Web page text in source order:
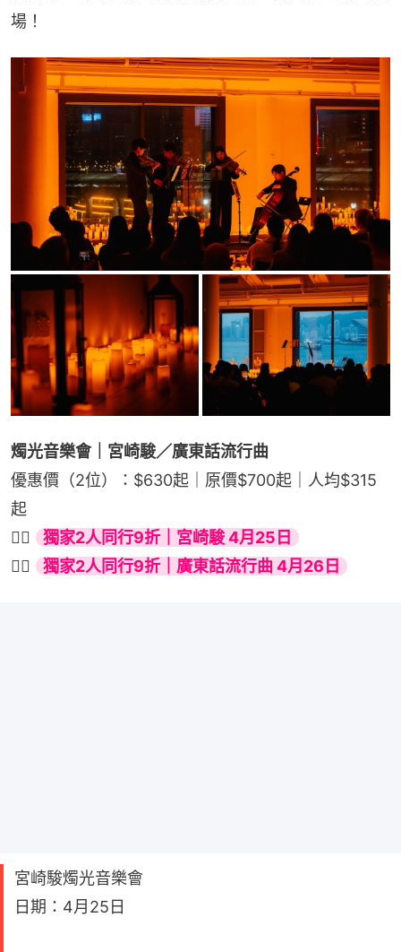
場！
燭光音樂會｜宮崎駿／廣東話流行曲
優惠價（2位）：$630起｜原價$700起｜人均$315
起
👉🏻
獨家2人同行9折｜宮崎駿 4月25日
👉🏻
獨家2人同行9折｜廣東話流行曲 4月26日
宮崎駿燭光音樂會
日期：4月25日